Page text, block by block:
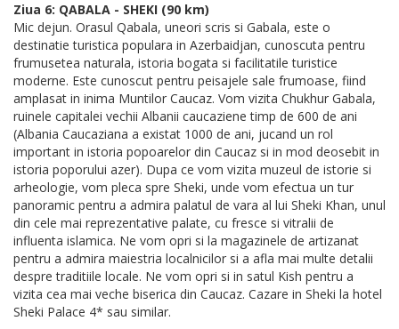
Ziua 6: QABALA - SHEKI (90 km)
Mic dejun. Orasul Qabala, uneori scris si Gabala, este o
destinatie turistica populara in Azerbaidjan, cunoscuta pentru
frumusetea naturala, istoria bogata si facilitatile turistice
moderne. Este cunoscut pentru peisajele sale frumoase, fiind
amplasat in inima Muntilor Caucaz. Vom vizita Chukhur Gabala,
ruinele capitalei vechii Albanii caucaziene timp de 600 de ani
(Albania Caucaziana a existat 1000 de ani, jucand un rol
important in istoria popoarelor din Caucaz si in mod deosebit in
istoria poporului azer). Dupa ce vom vizita muzeul de istorie si
arheologie, vom pleca spre Sheki, unde vom efectua un tur
panoramic pentru a admira palatul de vara al lui Sheki Khan, unul
din cele mai reprezentative palate, cu fresce si vitralii de
influenta islamica. Ne vom opri si la magazinele de artizanat
pentru a admira maiestria localnicilor si a afla mai multe detalii
despre traditiile locale. Ne vom opri si in satul Kish pentru a
vizita cea mai veche biserica din Caucaz. Cazare in Sheki la hotel
Sheki Palace 4* sau similar.